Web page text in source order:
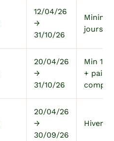
12/04/26
→
31/10/26
jours
20/04/26
→
31/10/26
Min 10
+
20/04/26
→
30/09/26
Hiver